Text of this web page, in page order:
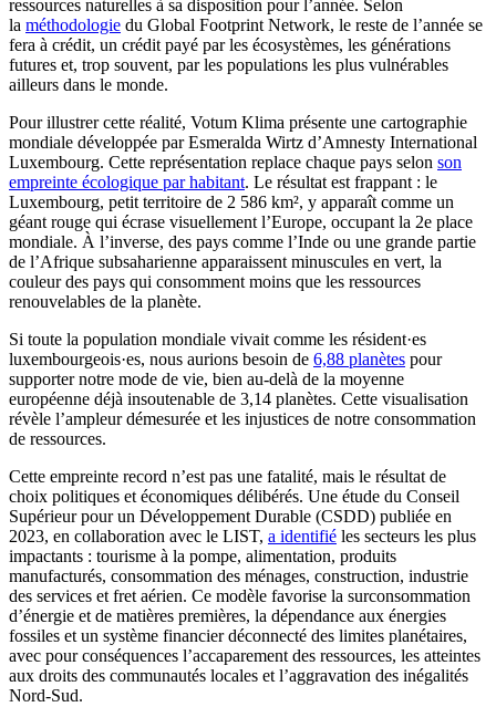
ressources naturelles à sa disposition pour l’année. Selon
la méthodologie du Global Footprint Network, le reste de l’année se
fera à crédit, un crédit payé par les écosystèmes, les générations
futures et, trop souvent, par les populations les plus vulnérables
ailleurs dans le monde.
Pour illustrer cette réalité, Votum Klima présente une cartographie
mondiale développée par Esmeralda Wirtz d’Amnesty International
Luxembourg. Cette représentation replace chaque pays selon son
empreinte écologique par habitant. Le résultat est frappant : le
Luxembourg, petit territoire de 2 586 km², y apparaît comme un
géant rouge qui écrase visuellement l’Europe, occupant la 2e place
mondiale. À l’inverse, des pays comme l’Inde ou une grande partie
de l’Afrique subsaharienne apparaissent minuscules en vert, la
couleur des pays qui consomment moins que les ressources
renouvelables de la planète.
Si toute la population mondiale vivait comme les résident·es
luxembourgeois·es, nous aurions besoin de 6,88 planètes pour
supporter notre mode de vie, bien au-delà de la moyenne
européenne déjà insoutenable de 3,14 planètes. Cette visualisation
révèle l’ampleur démesurée et les injustices de notre consommation
de ressources.
Cette empreinte record n’est pas une fatalité, mais le résultat de
choix politiques et économiques délibérés. Une étude du Conseil
Supérieur pour un Développement Durable (CSDD) publiée en
2023, en collaboration avec le LIST, a identifié les secteurs les plus
impactants : tourisme à la pompe, alimentation, produits
manufacturés, consommation des ménages, construction, industrie
des services et fret aérien. Ce modèle favorise la surconsommation
d’énergie et de matières premières, la dépendance aux énergies
fossiles et un système financier déconnecté des limites planétaires,
avec pour conséquences l’accaparement des ressources, les atteintes
aux droits des communautés locales et l’aggravation des inégalités
Nord-Sud.